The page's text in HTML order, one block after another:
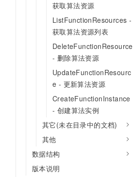
获取算法资源
ListFunctionResources -
获取算法资源列表
DeleteFunctionResource
- 删除算法资源
UpdateFunctionResourc
e - 更新算法资源
CreateFunctionInstance
- 创建算法实例
其它(未在目录中的文档)
其他
数据结构
版本说明